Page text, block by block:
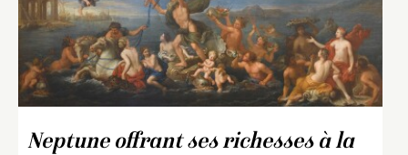
Neptune offrant ses richesses à la